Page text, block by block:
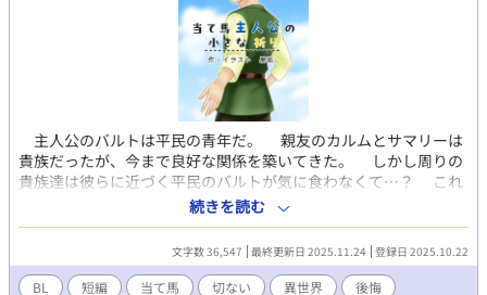
主人公のバルトは平民の青年だ。 親友のカルムとサマリーは
貴族だったが、今まで良好な関係を築いてきた。 しかし周りの
貴族達は彼らに近づく平民のバルトが気に食わなくて…？ これ
は親友に誤解され、彼らがくっつく為の当て馬にされてしまった
哀れな青年、バルトの切ないお話。死ネタ、if展開ありです。BL
カテゴリーですが、本編はほんのりとしたブロマンスです。 ⭐︎
本編、ifの話には性的な表現はありませんが、番外編でがっつり
描写が入るので、R-18になっています。 性描写のある話には※が
続きを読む
文字数 36,547 最終更新日 2025.11.24 登録日 2025.10.22
BL 短編 当て馬 切ない 異世界
後悔